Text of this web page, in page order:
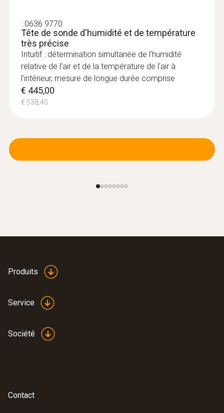
: 0636 9770
Tête de sonde d'humidité et de température
très précise
Intuitif : détermination simultanée de l’humidité
relative de l’air et de la température de l’air à
l’intérieur, mesure de longue durée comprise
€ 445,00
€ 538,45
Produits
Service
Société
Contact